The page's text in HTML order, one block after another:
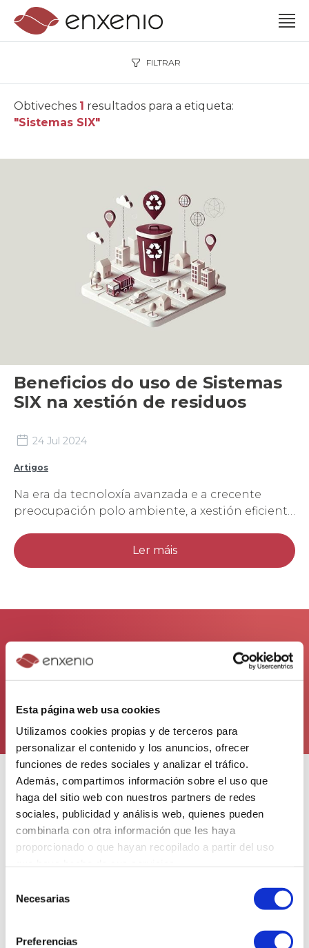
Esta página web usa cookies
Utilizamos cookies propias y de terceros para
personalizar el contenido y los anuncios, ofrecer
funciones de redes sociales y analizar el tráfico.
Además, compartimos información sobre el uso que
haga del sitio web con nuestros partners de redes
sociales, publicidad y análisis web, quienes pueden
combinarla con otra información que les haya
proporcionado o que hayan recopilado a partir del uso
Necesarias
Preferencias
FILTRAR
Obtiveches 1 resultados para a etiqueta:
"Sistemas SIX"
Beneficios do uso de Sistemas
SIX na xestión de residuos
24 Jul 2024
Artigos
Na era da tecnoloxía avanzada e a crecente
preocupación polo ambiente, a xestión eficiente
cidades e comunidades de todo o mundo. A
acumulación de residuos e o seu impacto
manexar esta p
Ler máis
Necesitas axuda coa túa idea ou
proxecto?
comecemos
Edificio Ángela Ruiz Robles, Planta 1
Centro de Servizos Avanzados, Cidade das TIC
Avda. de Pedralonga, 32